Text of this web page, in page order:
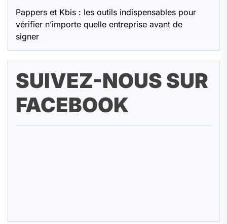
Pappers et Kbis : les outils indispensables pour
vérifier n’importe quelle entreprise avant de
signer
SUIVEZ-NOUS SUR
FACEBOOK